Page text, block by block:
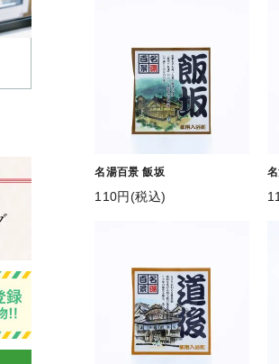
名湯百景 飯坂
110円(税込)